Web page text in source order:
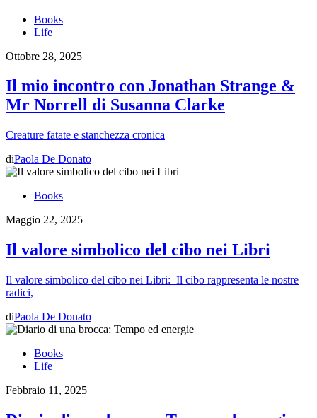
Books
Life
Ottobre 28, 2025
Il mio incontro con Jonathan Strange &
Mr Norrell di Susanna Clarke
Creature fatate e stanchezza cronica
diPaola De Donato
Books
Maggio 22, 2025
Il valore simbolico del cibo nei Libri
Il valore simbolico del cibo nei Libri: Il cibo rappresenta le nostre
radici,
diPaola De Donato
Books
Life
Febbraio 11, 2025